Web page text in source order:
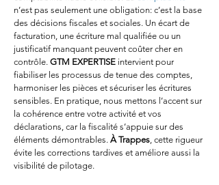
n’est pas seulement une obligation: c’est la base
des décisions fiscales et sociales. Un écart de
facturation, une écriture mal qualifiée ou un
justificatif manquant peuvent coûter cher en
contrôle. GTM EXPERTISE intervient pour
fiabiliser les processus de tenue des comptes,
harmoniser les pièces et sécuriser les écritures
sensibles. En pratique, nous mettons l’accent sur
la cohérence entre votre activité et vos
déclarations, car la fiscalité s’appuie sur des
éléments démontrables. À Trappes, cette rigueur
évite les corrections tardives et améliore aussi la
visibilité de pilotage.